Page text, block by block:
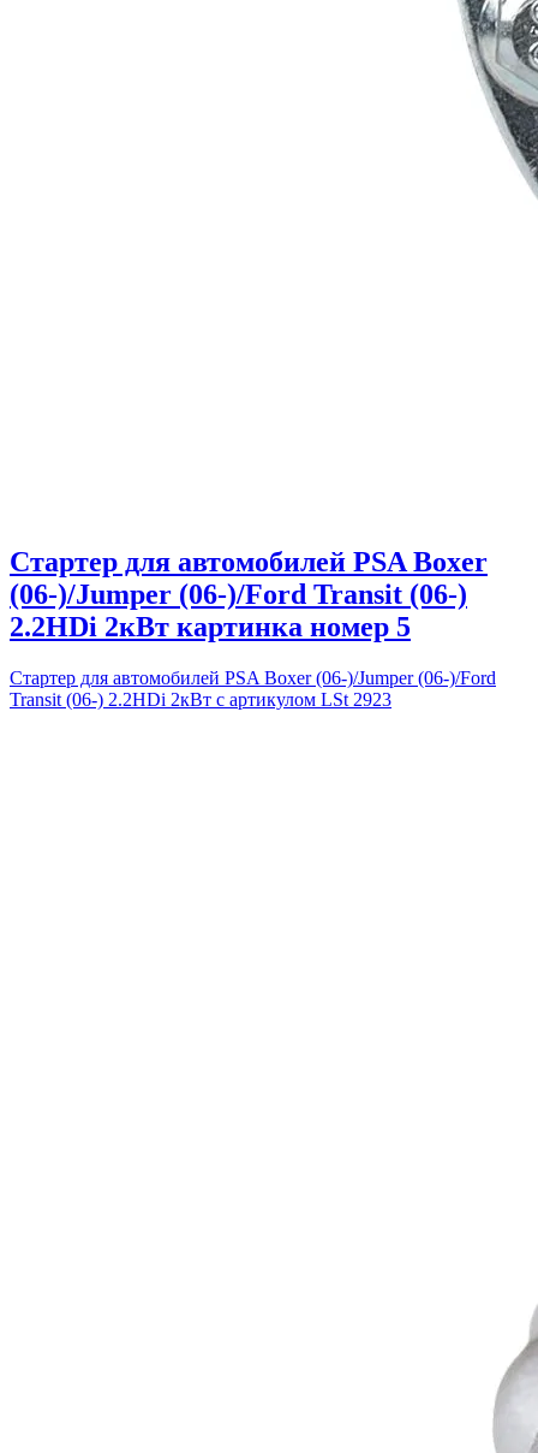
Стартер для автомобилей PSA Boxer
(06-)/Jumper (06-)/Ford Transit (06-)
2.2HDi 2кВт картинка номер 5
Стартер для автомобилей PSA Boxer (06-)/Jumper (06-)/Ford
Transit (06-) 2.2HDi 2кВт с артикулом LSt 2923